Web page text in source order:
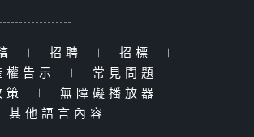
| 招聘 | 招標
|
權告示
| 常見問題
|
策
| 無障礙播放器
|
其他語言內容
|